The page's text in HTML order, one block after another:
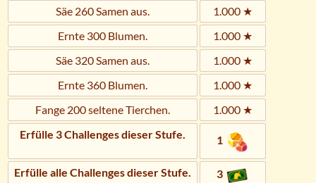
Säe 260 Samen aus.
1.000 ★
Ernte 300 Blumen.
1.000 ★
Säe 320 Samen aus.
1.000 ★
Ernte 360 Blumen.
1.000 ★
Fange 200 seltene Tierchen.
1.000 ★
Erfülle 3 Challenges dieser Stufe.
1
Erfülle alle Challenges dieser Stufe. 3